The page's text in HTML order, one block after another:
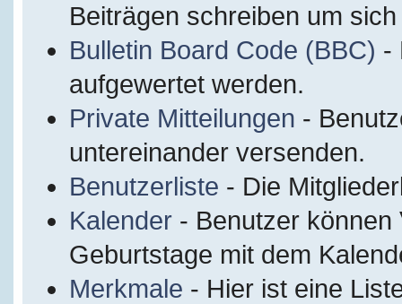
Beiträgen schreiben um
Bulletin Board Code (BBC) -
aufgewertet werden.
Private Mitteilungen -
untereinander versenden.
Benutzerliste - Die
Kalender - Benutzer können
Geburtstage mit dem
Merkmale - Hier ist eine